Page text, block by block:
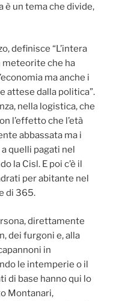
un tema che divide,
definisce “L’intera
meteorite che ha
ma anche i
attese dalla politica”.
nella logistica, che
l’effetto che l’età
abbassata ma i
quelli pagati nel
la Cisl. E poi c’è il
per abitante nel
di 365.
direttamente
dei furgoni e, alla
in
le intemperie o il
di base hanno qui lo
Montanari,